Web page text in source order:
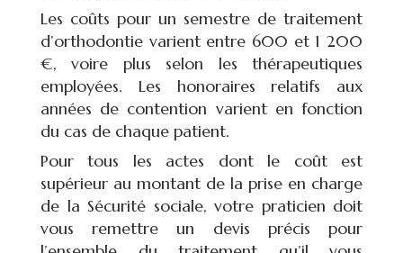
Les coûts pour un semestre de traitement
d’orthodontie varient entre 600 et 1 200
€, voire plus selon les thérapeutiques
employées. Les honoraires relatifs aux
années de contention varient en fonction
du cas de chaque patient.
Pour tous les actes dont le coût est
supérieur au montant de la prise en charge
de la Sécurité sociale, votre praticien doit
vous remettre un devis précis pour